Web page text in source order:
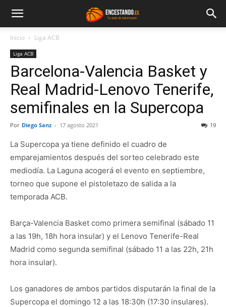
Inicio Liga ACB
Liga ACB
Barcelona-Valencia Basket y
Real Madrid-Lenovo Tenerife,
semifinales en la Supercopa
Por Diego Sanz - 17 agosto 2021 19
La Supercopa ya tiene definido el cuadro de
emparejamientos después del sorteo celebrado este
mediodía. La Laguna acogerá el evento en septiembre,
torneo que supone el pistoletazo de salida a la
temporada ACB.
Barça-Valencia Basket como primera semifinal (sábado 11
a las 19h, 18h hora insular) y el Lenovo Tenerife-Real
Madrid como segunda semifinal (sábado 11 a las 22h, 21h
hora insular).
Los ganadores de ambos partidos disputarán la final de la
Supercopa el domingo 12 a las 18:30h (17:30 insulares).